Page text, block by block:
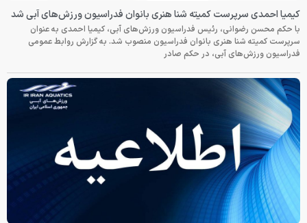
کیمیا احمدی سرپرست کمیته شنا هنری بانوان فدراسیون ورزش‌های آبی شد
با حکم محسن رضوانی، رئیس فدراسیون ورزش‌های آبی، کیمیا احمدی به عنوان
سرپرست کمیته شنا هنری بانوان فدراسیون منصوب شد. به گزارش روابط عمومی
فدراسیون ورزش‌های آبی، در حکم صادر